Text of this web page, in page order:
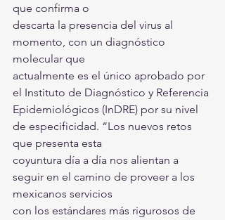
que confirma o
descarta la presencia del virus al
momento, con un diagnóstico
molecular que
actualmente es el único aprobado por
el Instituto de Diagnóstico y Referencia
Epidemiológicos (InDRE) por su nivel
de especificidad. “Los nuevos retos
que presenta esta
coyuntura día a día nos alientan a
seguir en el camino de proveer a los
mexicanos servicios
con los estándares más rigurosos de